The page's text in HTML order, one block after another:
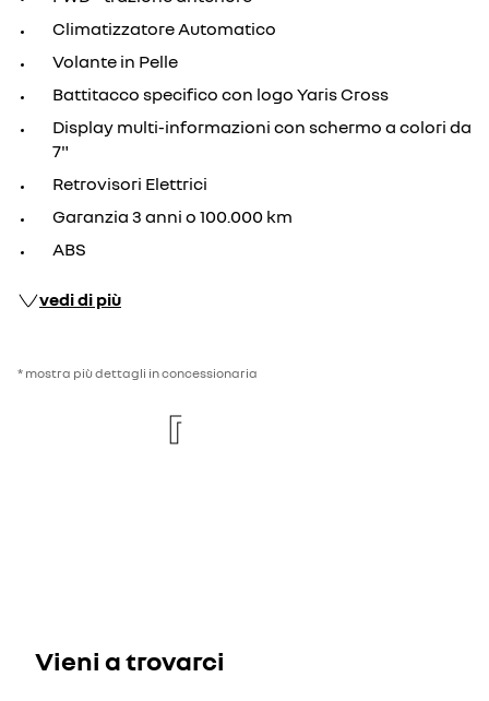
Climatizzatore Automatico
Volante in Pelle
Battitacco specifico con logo Yaris Cross
Display multi-informazioni con schermo a colori da
7"
Retrovisori Elettrici
Garanzia 3 anni o 100.000 km
ABS
vedi di più
* mostra più dettagli in concessionaria
re
Vieni a trovarci